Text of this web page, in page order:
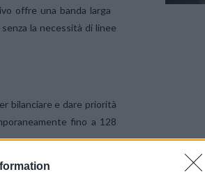
offre una banda larga
la necessità di linee
bilanciare e dare priorità
fino a 128